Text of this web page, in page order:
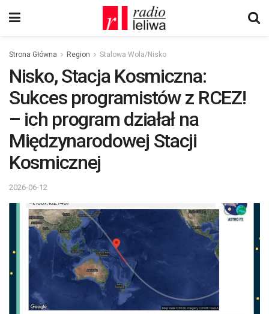
Strona Główna Region Stalowa Wola/Nisko
Nisko, Stacja Kosmiczna:
Sukces programistów z RCEZ!
– ich program działał na
Międzynarodowej Stacji
Kosmicznej
2026-06-12